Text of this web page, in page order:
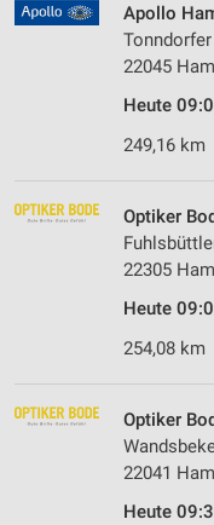
Apollo
22045
Heute
249,16 km
Optiker
22305
Heute
254,08 km
Optiker
22041
Heute